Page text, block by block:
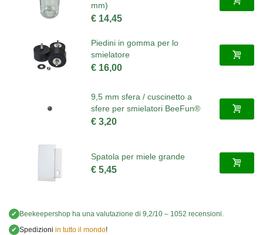
mm)
€ 14,45
Piedini in gomma per lo
smielatore
€ 16,00
9,5 mm sfera / cuscinetto a
sfere per smielatori BeeFun®
€ 3,20
Spatola per miele grande
€ 5,45
✔ Beekeepershop ha una valutazione di 9,2/10 – 1052 recensioni.
✔ Spedizioni in tutto il mondo!